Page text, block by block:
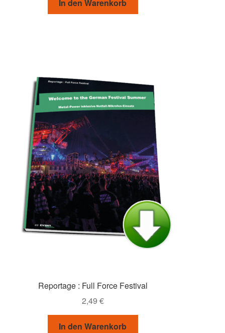
In den Warenkorb
Reportage : Full Force Festival
2,49 €
In den Warenkorb